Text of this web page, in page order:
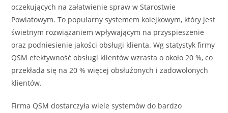
oczekujących na załatwienie spraw w Starostwie
Powiatowym. To popularny systemem kolejkowym, który jest
świetnym rozwiązaniem wpływającym na przyspieszenie
oraz podniesienie jakości obsługi klienta. Wg statystyk firmy
QSM efektywność obsługi klientów wzrasta o około 20 %, co
przekłada się na 20 % więcej obsłużonych i zadowolonych
klientów.
Firma QSM dostarczyła wiele systemów do bardzo